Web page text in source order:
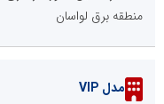
منطقه برق لواسان
مدل VIP